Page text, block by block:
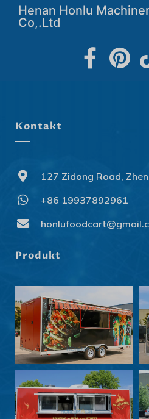
Henan Honlu
Co,.Ltd
Kontakt
127 Zidong Road,
+86 19937892961
Produkt